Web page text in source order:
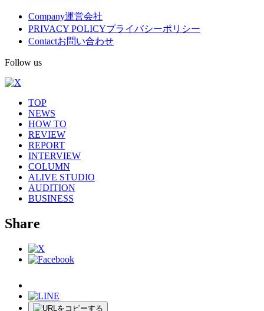
Company運営会社
PRIVACY POLICYプライバシーポリシー
Contactお問い合わせ
Follow us
TOP
NEWS
HOW TO
REVIEW
REPORT
INTERVIEW
COLUMN
ALIVE STUDIO
AUDITION
BUSINESS
Share